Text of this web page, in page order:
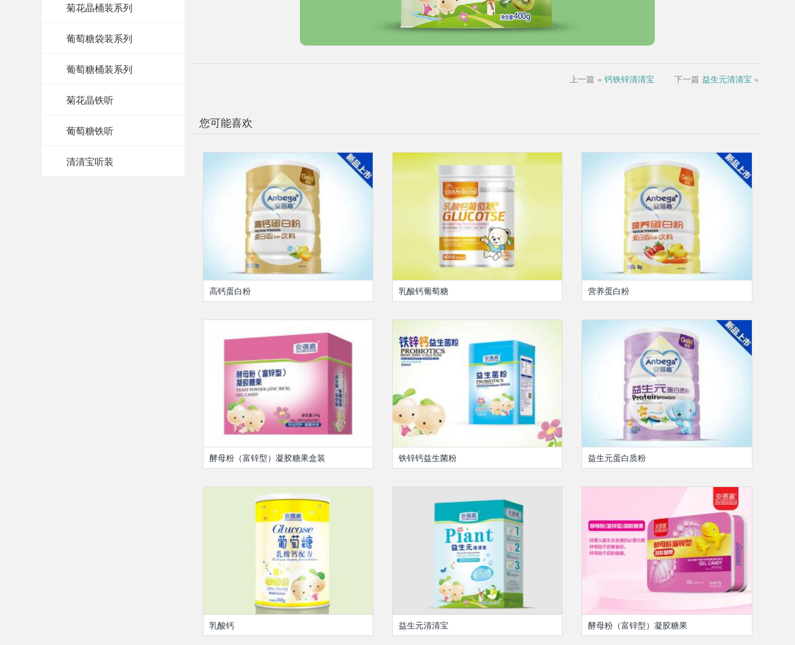
菊花晶桶装系列
葡萄糖袋装系列
葡萄糖桶装系列
菊花晶铁听
葡萄糖铁听
清清宝听装
上一篇 « 钙铁锌清清宝 下一篇 益生元清清宝 »
您可能喜欢
高钙蛋白粉 乳酸钙葡萄糖 营养蛋白粉
酵母粉（富锌型）凝胶糖果盒装 铁锌钙益生菌粉 益生元蛋白质粉
乳酸钙 益生元清清宝 酵母粉（富锌型）凝胶糖果